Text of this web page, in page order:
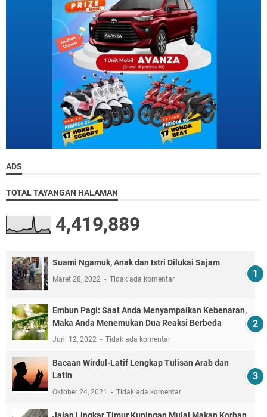
ADS
TOTAL TAYANGAN HALAMAN
4,419,889
Suami Ngamuk, Anak dan Istri Dilukai Sajam
Maret 28, 2022 Tidak ada komentar
Embun Pagi: Saat Anda Menyampaikan Kebenaran,
Maka Anda Menemukan Dua Reaksi Berbeda
Juni 12, 2022 Tidak ada komentar
Bacaan Wirdul-Latif Lengkap Tulisan Arab dan
Latin
Oktober 24, 2021 Tidak ada komentar
Jalan Lingkar Timur Kuningan Mulai Makan Korban